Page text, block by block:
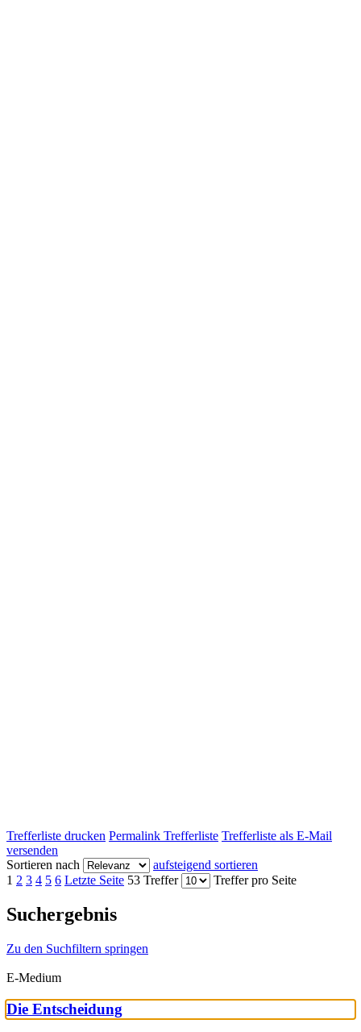
Trefferliste drucken Permalink Trefferliste Trefferliste als E-Mail
versenden
Sortieren nach
aufsteigend sortieren
1 2 3 4 5 6 Letzte Seite 53 Treffer Treffer pro Seite
Suchergebnis
Zu den Suchfiltern springen
E-Medium
Die Entscheidung